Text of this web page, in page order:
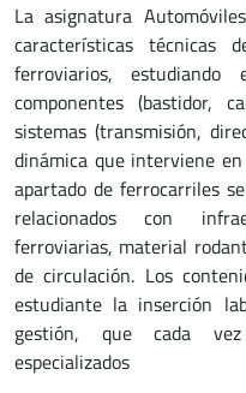
La asignatura
características técnicas
ferroviarios,
componentes (bastidor,
sistemas (transmisión,
dinámica que interviene
apartado de ferrocarriles
relacionados con
ferroviarias, material
de circulación. Los
estudiante la inserción
gestión, que cada vez
especializados